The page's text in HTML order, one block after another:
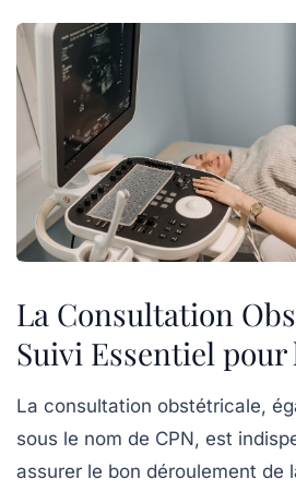
La Consultation
Suivi Essentiel pour
La consultation obstétricale,
sous le nom de CPN, est
assurer le bon déroulement de